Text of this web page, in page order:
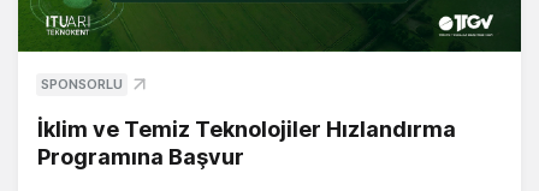
SPONSORLU
İklim ve Temiz Teknolojiler Hızlandırma
Programına Başvur